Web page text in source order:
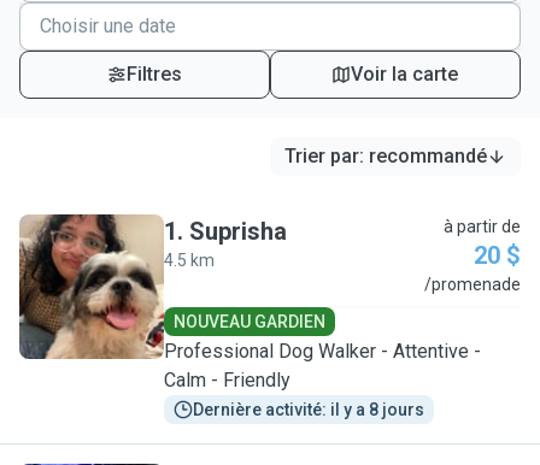
Filtres Voir la carte
Trier par: recommandé
S
1. Suprisha
4.5 km
à partir de
20 $
/promenade
NOUVEAU GARDIEN
Professional Dog Walker - Attentive -
Calm - Friendly
Dernière activité: il y a 8 jours